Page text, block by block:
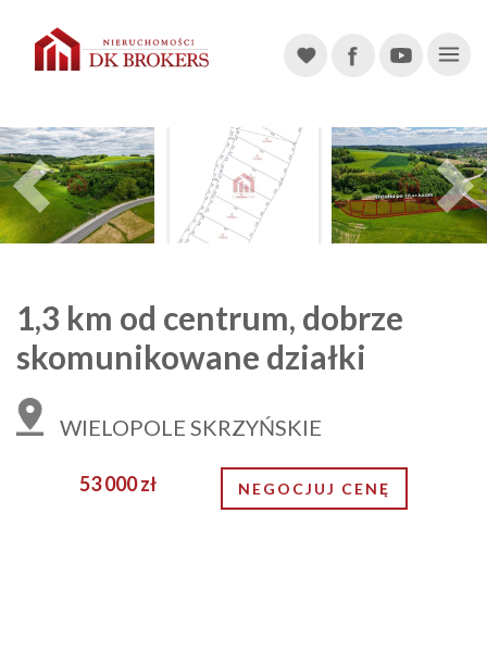
Main Navigation
Previous
1,3 km od centrum, dobrze
skomunikowane działki
NEGOCJUJ CENĘ
53 000 zł
WIELOPOLE SKRZYŃSKIE